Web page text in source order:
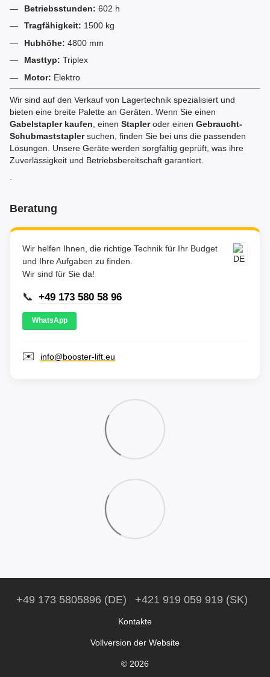
Betriebsstunden: 602 h
Tragfähigkeit: 1500 kg
Hubhöhe: 4800 mm
Masttyp: Triplex
Motor: Elektro
Wir sind auf den Verkauf von Lagertechnik spezialisiert und
bieten eine breite Palette an Geräten. Wenn Sie einen
Gabelstapler kaufen , einen Stapleroder einen Gebraucht-
Schubmaststaplersuchen, finden Sie bei uns die passenden
Lösungen. Unsere Geräte werden sorgfältig geprüft, was ihre
Zuverlässigkeit und Betriebsbereitschaft garantiert.
Beratung
Wir helfen Ihnen, die richtige Technik für Ihr Budget
und Ihre Aufgaben zu finden.
Wir sind für Sie da!
📞 +49 173 580 58 96
WhatsApp
✉️ info@booster-lift.eu
+49 173 5805896 (DE) +421 919 059 919 (SK)
Kontakte
Vollversion der Website
© 2026